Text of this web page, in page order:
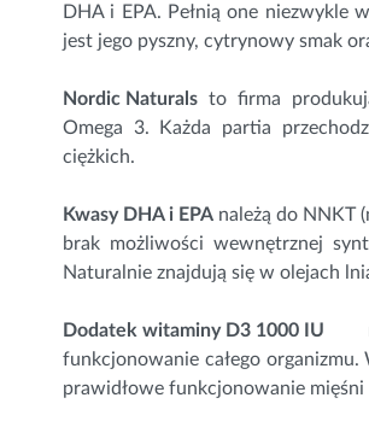
DHA i EPA. Pełnią one niezwykle
jest jego pyszny, cytrynowy smak
Nordic Naturals to firma
Omega 3. Każda partia
ciężkich.
Kwasy DHA i EPA należą do NNKT
brak możliwości wewnętrznej
Naturalnie znajdują się w olejach
Dodatek witaminy D3 1000 IU
funkcjonowanie całego organizmu.
prawidłowe funkcjonowanie